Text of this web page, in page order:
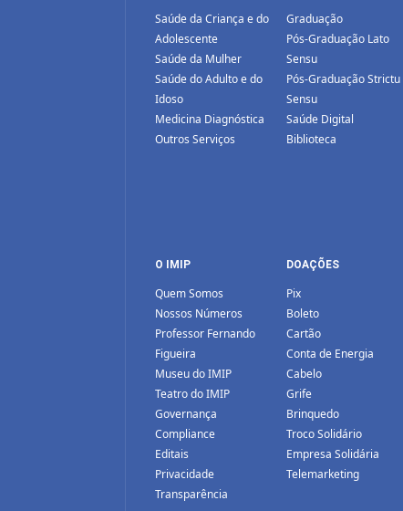
Saúde da Criança e do
Adolescente
Saúde da Mulher
Saúde do Adulto e do
Idoso
Medicina Diagnóstica
Outros Serviços
Graduação
Pós-Graduação Lato
Sensu
Pós-Graduação Strictu
Sensu
Saúde Digital
Biblioteca
O IMIP
Quem Somos
Nossos Números
Professor Fernando
Figueira
Museu do IMIP
Teatro do IMIP
Governança
Compliance
Editais
Privacidade
Transparência
DOAÇÕES
Pix
Boleto
Cartão
Conta de Energia
Cabelo
Grife
Brinquedo
Troco Solidário
Empresa Solidária
Telemarketing